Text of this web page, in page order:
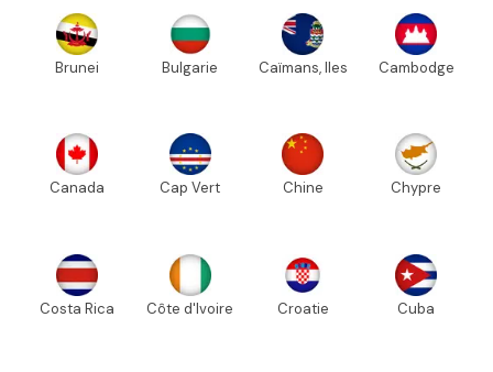
Brunei Bulgarie Caïmans, Iles Cambodge
Canada Cap Vert Chine Chypre
Costa Rica Côte d'Ivoire Croatie Cuba